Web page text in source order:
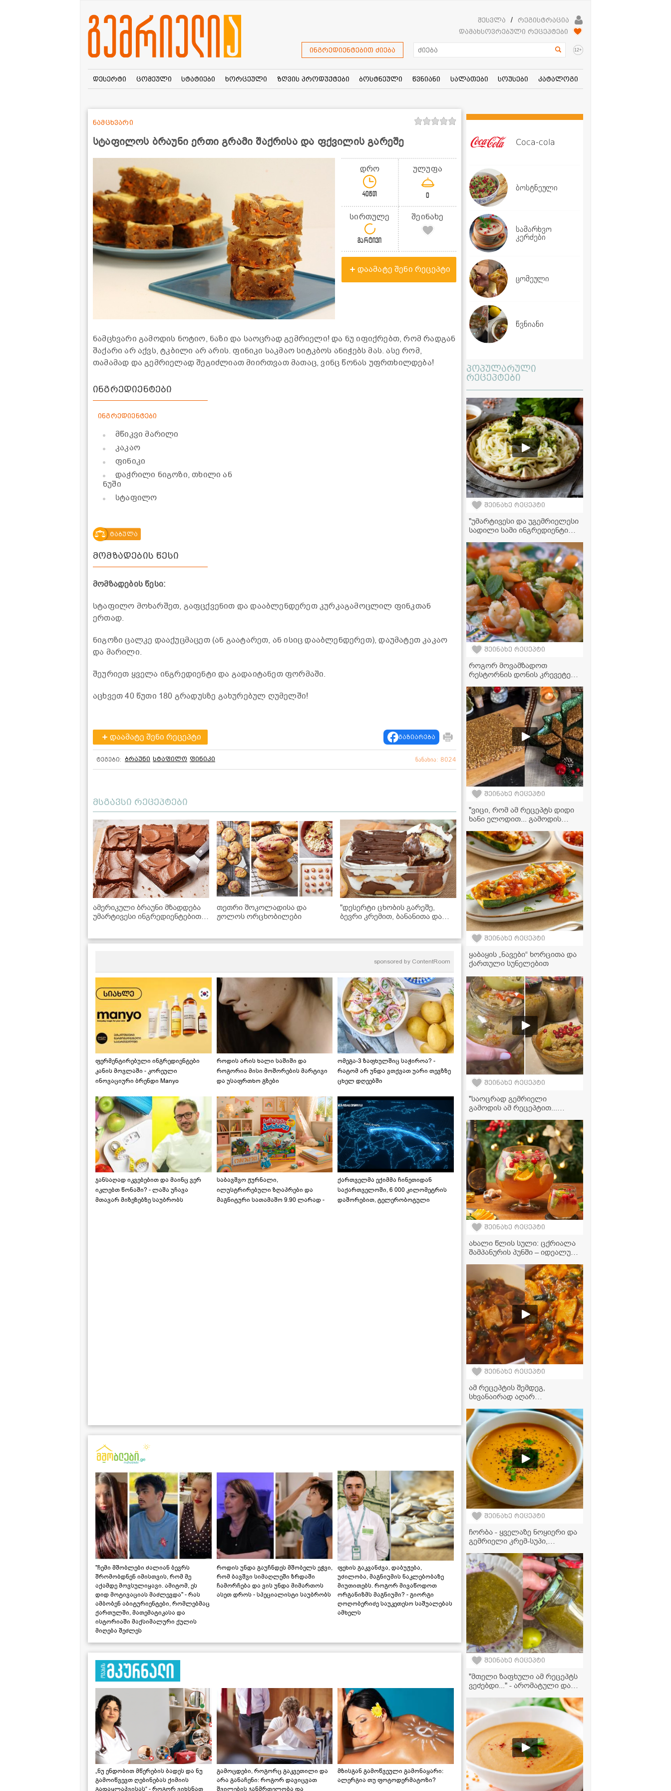
შესვლა /
რეგისტრაცია
დამახსოვრებული რეცეპტები
ინგრედიენტებით ძიება 12+
დესერტი ცომეული სტატიები ხორცეული ზღვის პროდუქტები ბოსტნეული წვნიანი სალათები სოუსები კატალოგი
სტაფილოს ბრაუნი ერთი გრამი შაქრისა და ფქვილის გარეშე
ნამცხვარი
დრო
40წთ
ულუფა
0
სირთულე
მარტივი
შეინახე
დაამატე შენი რეცეპტი
ნამცხვარი გამოდის ნოტიო, ნაზი და საოცრად გემრიელი! და ნუ იფიქრებთ, რომ რადგან
შაქარი არ აქვს, ტკბილი არ არის. ფინიკი საკმაო სიტკბოს ანიჭებს მას. ასე რომ,
თამამად და გემრიელად შეგიძლიათ მიირთვათ მათაც, ვინც წონას უფრთხილდება!
ინგრედიენტები
ინგრედიენტები
მწიკვი მარილი
კაკაო
ფინიკი
დაჭრილი ნიგოზი, თხილი ან
ნუში
სტაფილო
ტაბულა
მომზადების წესი
მომზადების წესი:
სტაფილო მოხარშეთ, გაფცქვენით და დააბლენდერეთ კურკაგამოცლილ ფინკთან
ერთად.
ნიგოზი ცალკე დააქუცმაცეთ (ან გაატარეთ, ან ისიც დააბლენდერეთ), დაუმატეთ კაკაო
და მარილი.
შეურიეთ ყველა ინგრედიენტი და გადაიტანეთ ფორმაში.
აცხვეთ 40 წუთი 180 გრადუსზე გახურებულ ღუმელში!
დაამატე შენი რეცეპტი გაზიარება
ტეგები: ბრაუნი სტაფილო ფინიკი ნანახია: 8024
მსგავსი რეცეპტები
ამერიკული ბრაუნი მზადდება
უმარტივესი ინგრედიენტებით,
თეთრი შოკოლადისა და
ჟოლოს ორცხობილები
"დესერტი ცხობის გარეშე,
ბევრი კრემით, ბანანითა და
უგემრიელესი!" - ნამცხვრის
sponsored by ContentRoom
ფერმენტირებული ინგრედიენტები
კანის მოვლაში - კორეული
ინოვაციური ბრენდი Manyo
როდის არის ხალი საშიში და
როგორია მისი მოშორების მარტივი
და უსაფრთხო გზები
ომეგა-3 ზაფხულშიც საჭიროა? -
რატომ არ უნდა ვთქვათ უარი თევზზე
ცხელ დღეებში
ჯანსაღად იკვებებით და მაინც ვერ
იკლებთ წონაში? - ლაშა უჩავა
მთავარ მიზეზებზე საუბრობს
საბავშვო ჟურნალი,
ილუსტრირებული ზღაპრები და
მაგნიტური სათამაშო 9.90 ლარად -
ქართველმა ექიმმა ჩინეთიდან
საქართველოში, 6 000 კილომეტრის
დაშორებით, ტელერობოტული
"ჩემი მშობლები ძალიან ბევრს
შრომობდნენ იმისთვის, რომ მე
აქამდე მოვსულიყავი. ამიტომ, ეს
დიდ მოტივაციას მაძლევდა" - რას
ამბობენ აბიტურიენტები, რომლებმაც
ქართულში, მათემატიკასა და
ისტორიაში მაქსიმალური ქულის
მიღება შეძლეს
როდის უნდა გაუჩნდეს მშობელს ეჭვი,
რომ ბავშვი სიმაღლეში ზრდაში
ჩამორჩება და ვის უნდა მიმართოს
ასეთ დროს - სპეციალისტი საუბრობს
ფეხის გაკვანძვა, დაბუჟება,
უძილობა, მაგნიუმის ნაკლებობაზე
მიუთითებს. როგორ მივაწოდოთ
ორგანიზმს მაგნიუმი? - გიორგი
ღოღობერიძე საუკეთესო საშუალებას
ამხელს
„ნუ ენდობით მწერების ბადეს და ნუ
გამოიწვევთ ღებინებას ქიმიის
გადაყლაპვისას“ - როგორ ვიხსნათ
გამოცდები, როგორც გაკვეთილი და
არა განაჩენი: როგორ დავიცვათ
შვილების ჯანმრთელობა და
მზისგან გამოწვეული გამონაყარი:
ალერგია თუ ფოტოდერმატოზი?
Coca-cola
ბოსტნეული
სამარხვო
კერძები
ცომეული
წვნიანი
პოპულარული
რეცეპტები
შეინახე რეცეპტი
"უმარტივესი და უგემრიელესი
სადილი სამი ინგრედიენტით -
ბროკოლით" - ვიდეორეცეპტი
შეინახე რეცეპტი
როგორ მოვამზადოთ
რესტორნის დონის კრევეტები
გემრიელი რეცეპტი
შეინახე რეცეპტი
"ვიცი, რომ ამ რეცეპტს დიდი
ხანი ელოდით... გამოდის
ვიდეორეცეპტი
შეინახე რეცეპტი
ყაბაყის „ნავები“ ხორცითა და
ქართული სუნელებით
შეინახე რეცეპტი
"საოცრად გემრიელი
გამოდის ამ რეცეპტით...
მკვახე პომიდვრის საცივი
ნიგვზით ზამთრისთვის
შეინახე რეცეპტი
ახალი წლის სული: ცქრიალა
შამპანურის პუნში – იდეალური
განწყობისთვის!
შეინახე რეცეპტი
ამ რეცეპტის შემდეგ,
სხვანაირად აღარ
სოკოს ჩაშუშული
შეინახე რეცეპტი
ჩორბა - ყველაზე ნოყიერი და
გემრიელი კრემ-სუპი,
შეუყვარდება!
შეინახე რეცეპტი
"მთელი ზაფხული ამ რეცეპტს
ვეძებდი..." - არომატული და
საწებელი ზამთრისთვის